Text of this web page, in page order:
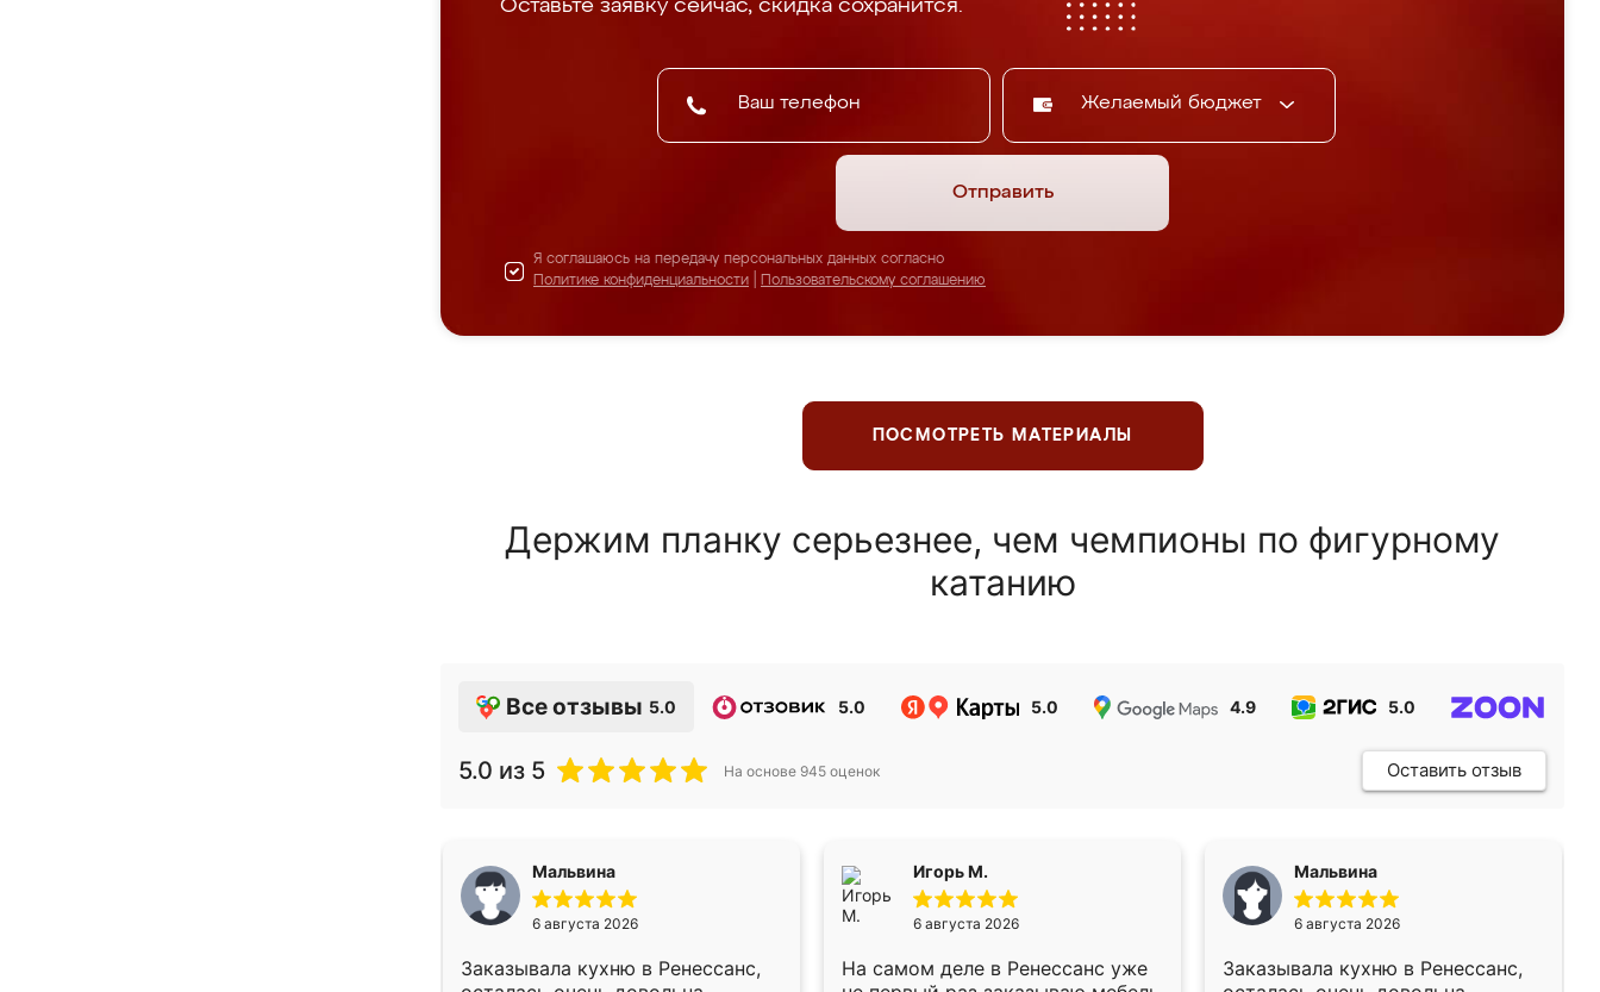
Оставьте заявку сейчас, скидка сохранится.
Желаемый бюджет
Отправить
Я соглашаюсь на передачу персональных данных согласно
Политике конфиденциальности
Пользовательскому соглашению
ПОСМОТРЕТЬ МАТЕРИАЛЫ
Держим планку серьезнее, чем чемпионы по фигурному
катанию
Все отзывы 5.0 5.0 5.0 4.9 5.0
5.0 из 5 На основе 945 оценок Оставить отзыв
Мальвина
6 августа 2026
Заказывала кухню в Ренессанс,
Игорь М.
6 августа 2026
На самом деле в Ренессанс уже
Мальвина
6 августа 2026
Заказывала кухню в Ренессанс,